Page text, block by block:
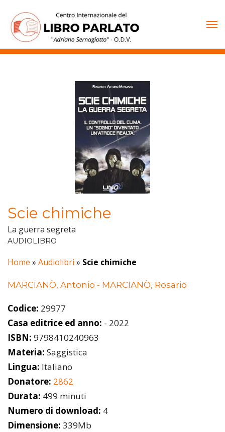
contenuto
Scie chimiche
La guerra segreta
AUDIOLIBRO
Home » Audiolibri » Scie chimiche
MARCIANÒ, Antonio - MARCIANÒ, Rosario
Codice: 29977
Casa editrice ed anno: - 2022
ISBN: 9798410240963
Materia: Saggistica
Lingua: Italiano
Donatore: 2862
Durata: 499 minuti
Numero di download: 4
Dimensione: 339Mb